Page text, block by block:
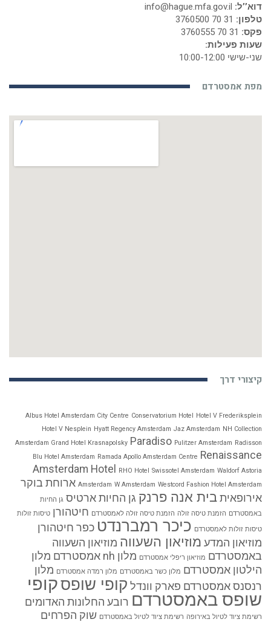
דוא’’ל:
טלפון:
פקס:
שעות פעילות:
שני-שישי 10:00-12:00
מפת אמסטרדם
קיצורי דרך
Albus Hotel Amsterdam City Centre Conservatorium Hotel Hotel V Frederiksplein
Hotel V Nesplein Hyatt Regency Amsterdam Jaz Amsterdam NH Collection
Amsterdam Grand Hotel Krasnapolsky Paradiso Pulitzer Amsterdam Radisson
Blu Hotel Amsterdam Ramada Apollo Amsterdam Centre Renaissance
Amsterdam Hotel
RHO Hotel Swissotel Amsterdam Waldorf Astoria
Amsterdam W Amsterdam Westcord Fashion Hotel Amsterdam
ארוחת בוקר
אירופאית בית אנה פרנק גן החיות ארטיס גן החיות
באמסטרדם הזמנת טיסה זולה הזמנת טיסה זולה לאמסטרדם חיטהורן טיסות זולות
טיסות זולות לאמסטרדם כיכר רמברנדט כפר חיטהורן
מוזיאון המדע מוזיאון השעווה מוזיאון השעווה
באמסטרדם מוזיאון ריפלי אמסטרדם מלון nh אמסטרדם
מלון
הילטון אמסטרדם מלון כשר באמסטרדם מלון רמדה אמסטרדם מלון
רנסנס אמסטרדם פארק וונדל קופי שופסקופי
שופס באמסטרדם רובע החלונות האדומים
רשימת ציוד לטיול באירופה רשימת ציוד לטיול באמסטרדם שוק הפרחים